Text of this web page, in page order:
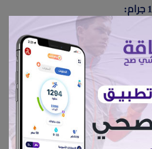
لذا فهو من القطع المثالية